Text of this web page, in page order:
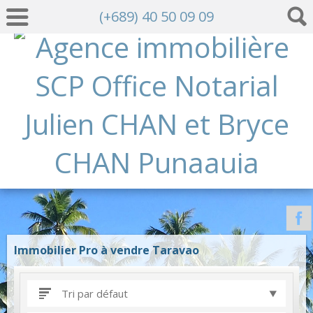
(+689) 40 50 09 09
Immobilier Pro à vendre Taravao
Tri par défaut